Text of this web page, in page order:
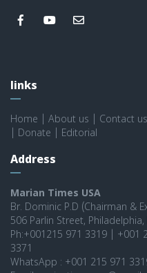
links
Home About us Contact us
Donate Editorial
Address
Marian Times USA
Br. Dominic P.D (Chairman &
506 Parlin Street, Philadelphia,
Ph:+001215 971 3319 | +001
3371
WhatsApp : +001 215 971